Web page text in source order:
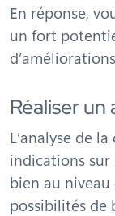
En réponse,
un fort
Réaliser
L’analyse de
indications sur
bien au
possibilités de